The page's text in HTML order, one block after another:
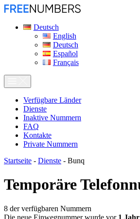
Deutsch
English
Deutsch
Español
Français
Verfügbare Länder
Dienste
Inaktive Nummern
FAQ
Kontakte
Private Nummern
Startseite - Dienste - Bunq
Temporäre
8 der verfügbaren Nummern
Die neue Einwegnummer wurde vor 1